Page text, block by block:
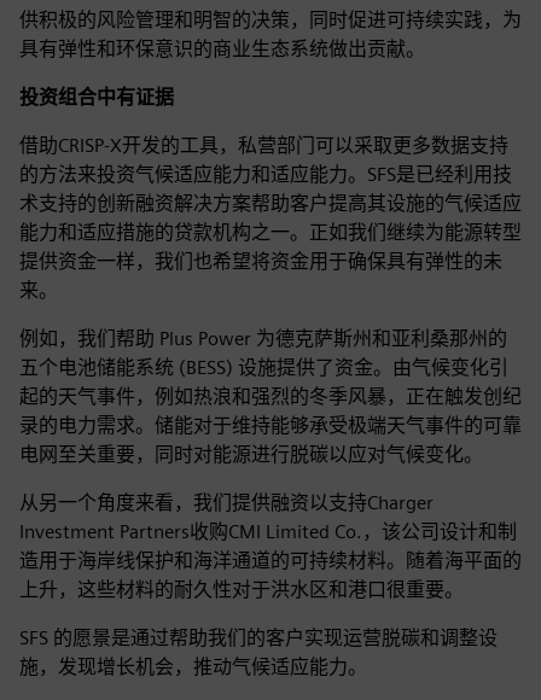
供积极的风险管理和明智的决策，同时促进可持续实践，为
具有弹性和环保意识的商业生态系统做出贡献。
投资组合中有证据
借助CRISP-X开发的工具，私营部门可以采取更多数据支持
的方法来投资气候适应能力和适应能力。SFS是已经利用技
术支持的创新融资解决方案帮助客户提高其设施的气候适应
能力和适应措施的贷款机构之一。正如我们继续为能源转型
提供资金一样，我们也希望将资金用于确保具有弹性的未
来。
例如，我们帮助 Plus Power 为德克萨斯州和亚利桑那州的
五个电池储能系统 (BESS) 设施提供了资金。由气候变化引
起的天气事件，例如热浪和强烈的冬季风暴，正在触发创纪
录的电力需求。储能对于维持能够承受极端天气事件的可靠
电网至关重要，同时对能源进行脱碳以应对气候变化。
从另一个角度来看，我们提供融资以支持Charger
Investment Partners收购CMI Limited Co.，该公司设计和制
造用于海岸线保护和海洋通道的可持续材料。随着海平面的
上升，这些材料的耐久性对于洪水区和港口很重要。
SFS 的愿景是通过帮助我们的客户实现运营脱碳和调整设
施，发现增长机会，推动气候适应能力。